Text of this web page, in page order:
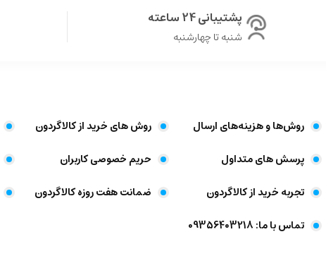
پشتیبانی 24 ساعته
شنبه تا چهارشنبه
روش‌ها و هزینه‌های ارسال روش های خرید از کالاگردون
پرسش های متداول
حریم خصوصی کاربران
تجربه خرید از کالاگردون
ضمانت هفت روزه کالاگردون
تماس با ما: 09356403218